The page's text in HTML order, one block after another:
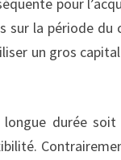
sur la période
un gros
durée